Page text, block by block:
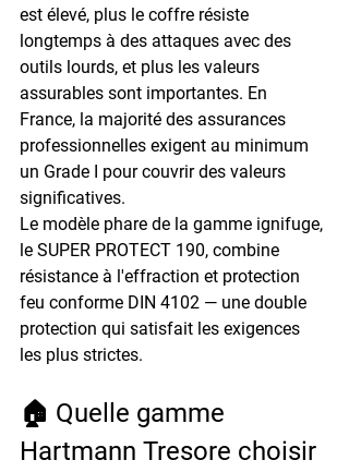
est élevé, plus le coffre résiste
longtemps à des attaques avec des
outils lourds, et plus les valeurs
assurables sont importantes. En
France, la majorité des assurances
professionnelles exigent au minimum
un Grade I pour couvrir des valeurs
significatives.
Le modèle phare de la gamme ignifuge,
le SUPER PROTECT 190, combine
résistance à l'effraction et protection
feu conforme DIN 4102 — une double
protection qui satisfait les exigences
les plus strictes.
🏠 Quelle gamme
Hartmann Tresore choisir